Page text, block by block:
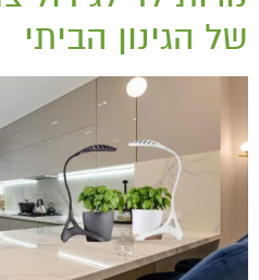
של הגינון הביתי